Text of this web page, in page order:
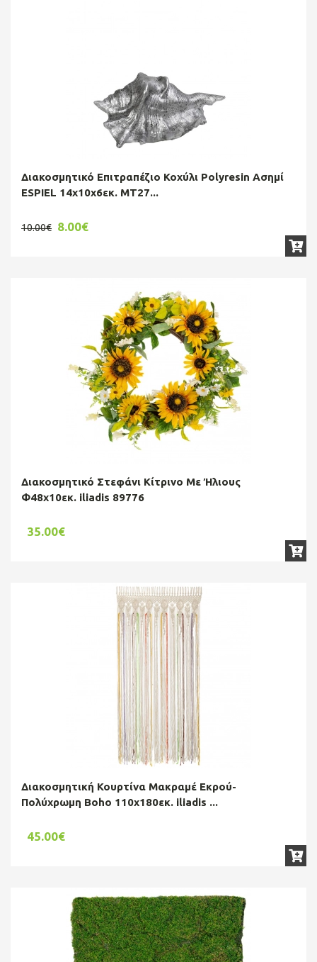
Διακοσμητικό Επιτραπέζιο Κοχύλι Polyresin Ασημί
ESPIEL 14x10x6εκ. MT27...
10.00€ 8.00€
Διακοσμητικό Στεφάνι Κίτρινο Με Ήλιους
Φ48x10εκ. iliadis 89776
35.00€
Διακοσμητική Κουρτίνα Μακραμέ Εκρού-
Πολύχρωμη Boho 110x180εκ. iliadis ...
45.00€